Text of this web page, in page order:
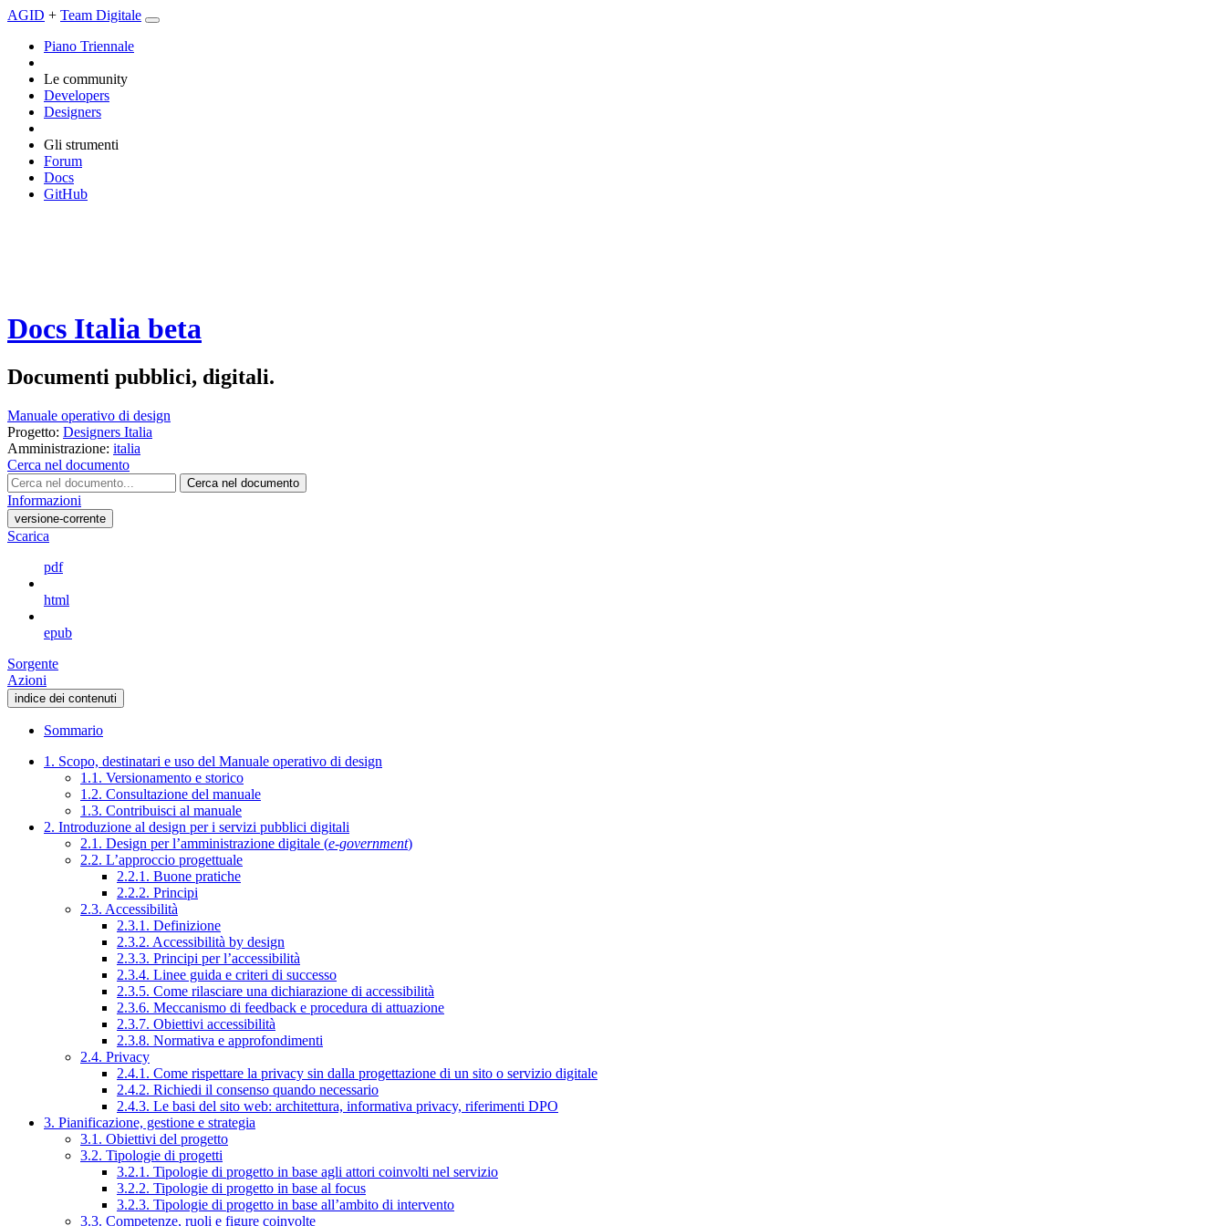
AGID + Team Digitale
Piano Triennale
Le community
Developers
Designers
Gli strumenti
Forum
Docs
GitHub
Docs Italia beta
Documenti pubblici, digitali.
Manuale operativo di design
Progetto: Designers Italia
Amministrazione: italia
Cerca nel documento
Cerca nel documento
Informazioni
versione-corrente
Scarica
pdf
html
epub
Sorgente
Azioni
indice dei contenuti
Sommario
1. Scopo, destinatari e uso del Manuale operativo di design
1.1. Versionamento e storico
1.2. Consultazione del manuale
1.3. Contribuisci al manuale
2. Introduzione al design per i servizi pubblici digitali
2.1. Design per l’amministrazione digitale (e-government)
2.2. L’approccio progettuale
2.2.1. Buone pratiche
2.2.2. Principi
2.3. Accessibilità
2.3.1. Definizione
2.3.2. Accessibilità by design
2.3.3. Principi per l’accessibilità
2.3.4. Linee guida e criteri di successo
2.3.5. Come rilasciare una dichiarazione di accessibilità
2.3.6. Meccanismo di feedback e procedura di attuazione
2.3.7. Obiettivi accessibilità
2.3.8. Normativa e approfondimenti
2.4. Privacy
2.4.1. Come rispettare la privacy sin dalla progettazione di un sito o servizio digitale
2.4.2. Richiedi il consenso quando necessario
2.4.3. Le basi del sito web: architettura, informativa privacy, riferimenti DPO
3. Pianificazione, gestione e strategia
3.1. Obiettivi del progetto
3.2. Tipologie di progetti
3.2.1. Tipologie di progetto in base agli attori coinvolti nel servizio
3.2.2. Tipologie di progetto in base al focus
3.2.3. Tipologie di progetto in base all’ambito di intervento
3.3. Competenze, ruoli e figure coinvolte